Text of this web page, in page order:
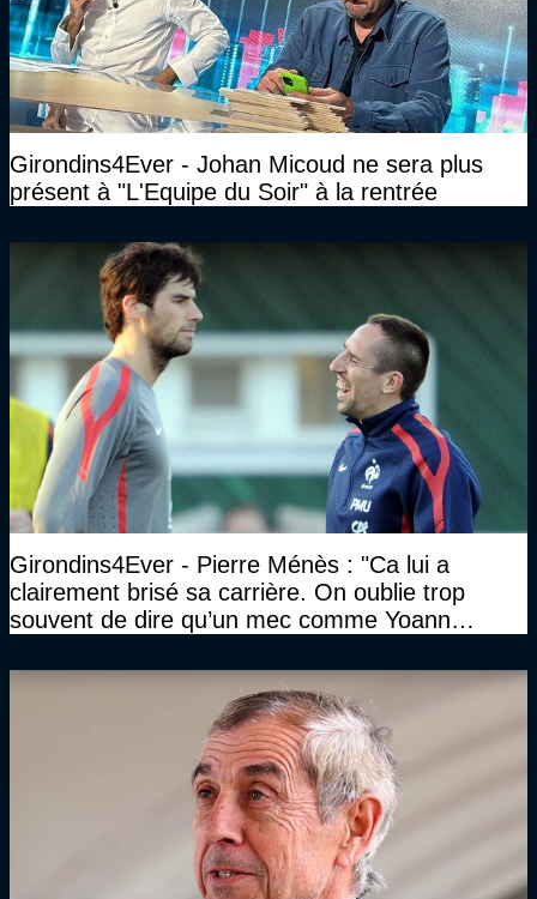
Girondins4Ever - Johan Micoud ne sera plus
présent à "L'Equipe du Soir" à la rentrée
Girondins4Ever - Pierre Ménès : "Ca lui a
clairement brisé sa carrière. On oublie trop
souvent de dire qu’un mec comme Yoann